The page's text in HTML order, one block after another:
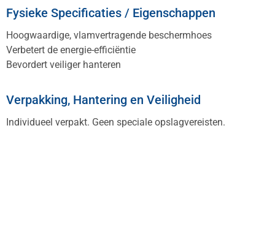
Fysieke Specificaties / Eigenschappen
Hoogwaardige, vlamvertragende beschermhoes
Verbetert de energie-efficiëntie
Bevordert veiliger hanteren
Verpakking, Hantering en Veiligheid
Individueel verpakt. Geen speciale opslagvereisten.